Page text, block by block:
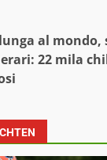
al mondo,
22 mila